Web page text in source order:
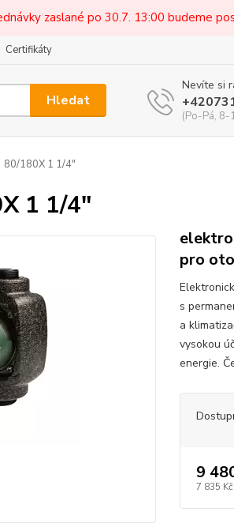
zaslané po 30.7. 13:00 budeme
Certifikáty
Hledat
Nevíte si
(Po-Pá, 8-
80/180X 1 1/4"
1 1/4"
pro
s
a
vysokou
energie.
9
7 835 Kč